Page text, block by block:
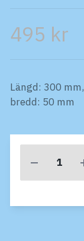
495 kr
Längd: 300
bredd: 50 mm